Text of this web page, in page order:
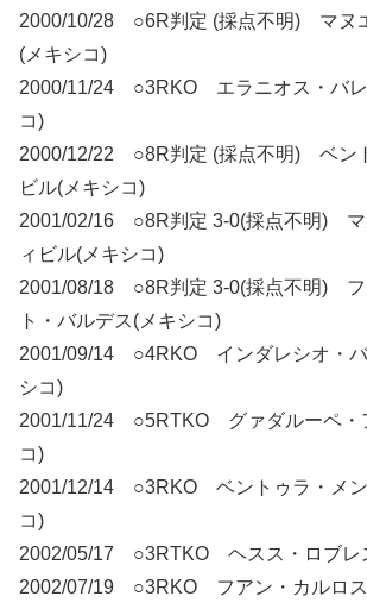
2000/10/28 ○6R判定 (採点不明) マヌ
(メキシコ)
2000/11/24 ○3RKO エラニオス・バレ
コ)
2000/12/22 ○8R判定 (採点不明) ベン
ビル(メキシコ)
2001/02/16 ○8R判定 3-0(採点不明) マ
ィビル(メキシコ)
2001/08/18 ○8R判定 3-0(採点不明) フ
ト・バルデス(メキシコ)
2001/09/14 ○4RKO インダレシオ・バ
シコ)
2001/11/24 ○5RTKO グァダルーペ・
コ)
2001/12/14 ○3RKO ベントゥラ・メン
コ)
2002/05/17 ○3RTKO ヘスス・ロブレ
2002/07/19 ○3RKO フアン・カルロス